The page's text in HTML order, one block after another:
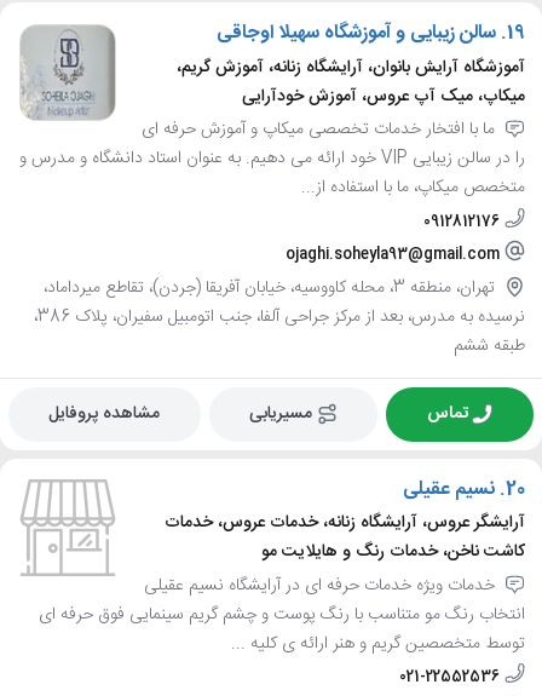
19. سالن زیبایی و آموزشگاه سهیلا اوجاقی
آموزشگاه آرایش بانوان، آرایشگاه زنانه، آموزش گریم،
میکاپ، میک آپ عروس، آموزش خودآرایی
ما با افتخار خدمات تخصصی میکاپ و آموزش حرفه ای
را در سالن زیبایی VIP خود ارائه می دهیم. به عنوان استاد دانشگاه و مدرس و
متخصص میکاپ، ما با استفاده از...
0912812176
ojaghi.soheyla93@gmail.com
تهران، منطقه 3، محله کاووسیه، خیابان آفریقا (جردن)، تقاطع میرداماد،
نرسیده به مدرس، بعد از مرکز جراحی آلفا، جنب اتومبیل سفیران، پلاک 386،
طبقه ششم
تماس مسیریابی مشاهده پروفایل
20. نسیم عقیلی
آرایشگر عروس، آرایشگاه زنانه، خدمات عروس، خدمات
کاشت ناخن، خدمات رنگ و هایلایت مو
خدمات ویژه خدمات حرفه ای در آرایشگاه نسیم عقیلی
انتخاب رنگ مو متناسب با رنگ پوست و چشم گریم سینمایی فوق حرفه ای
توسط متخصصین گریم و هنر ارائه ی کلیه ...
021-22552536